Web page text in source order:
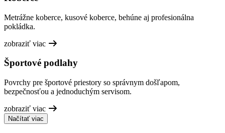
Metrážne koberce, kusové koberce, behúne aj profesionálna
pokládka.
zobraziť viac
Športové podlahy
Povrchy pre športové priestory so správnym došľapom,
bezpečnosťou a jednoduchým servisom.
zobraziť viac
Načítať viac